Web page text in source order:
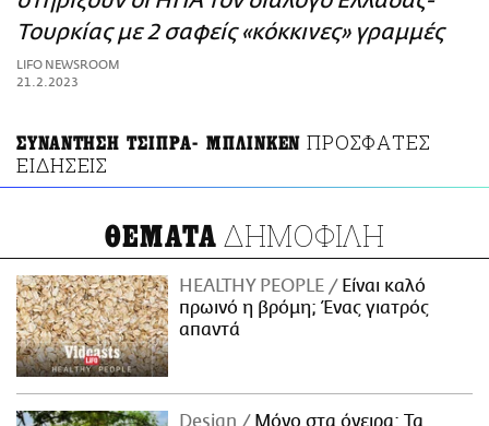
ΑΜΠΑ
PRINT
Τουρκίας με 2 σαφείς «κόκκινες» γραμμές
LIFO NEWSROOM
21.2.2023
ΣΥΝΑΝΤΗΣΗ ΤΣΙΠΡΑ- ΜΠΛΙΝΚΕΝ ΠΡΟΣΦΑΤΕΣ
ΕΙΔΗΣΕΙΣ
ΘΕΜΑΤΑ ΔΗΜΟΦΙΛΗ
HEALTHY PEOPLE
Είναι καλό
πρωινό η βρόμη; Ένας γιατρός
απαντά
Design
Μόνο στα όνειρα: Τα